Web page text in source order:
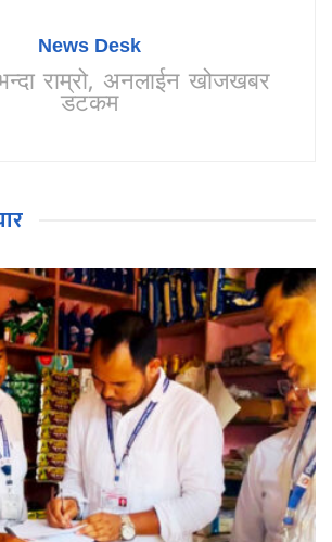
News Desk
राम्रो, अनलाईन खोजखबर
डटकम